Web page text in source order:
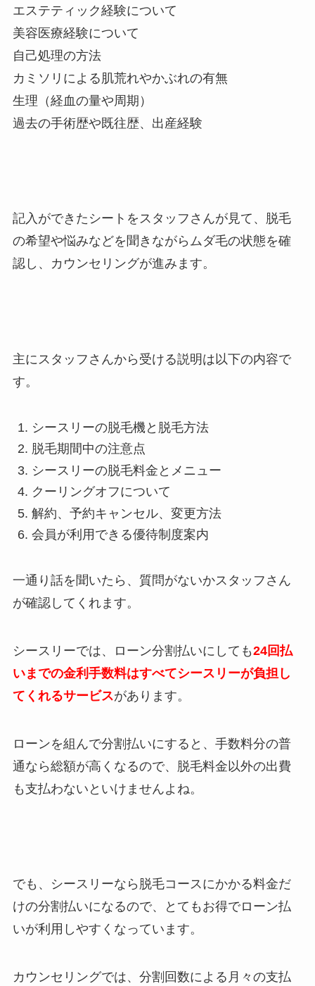
エステティック経験について
美容医療経験について
自己処理の方法
カミソリによる肌荒れやかぶれの有無
生理（経血の量や周期）
過去の手術歴や既往歴、出産経験
記入ができたシートをスタッフさんが見て、脱毛
の希望や悩みなどを聞きながらムダ毛の状態を確
認し、カウンセリングが進みます。
主にスタッフさんから受ける説明は以下の内容で
す。
シースリーの脱毛機と脱毛方法
脱毛期間中の注意点
シースリーの脱毛料金とメニュー
クーリングオフについて
解約、予約キャンセル、変更方法
会員が利用できる優待制度案内
一通り話を聞いたら、質問がないかスタッフさん
が確認してくれます。
シースリーでは、ローン分割払いにしても24回払
いまでの金利手数料はすべてシースリーが負担し
てくれるサービスがあります。
ローンを組んで分割払いにすると、手数料分の普
通なら総額が高くなるので、脱毛料金以外の出費
も支払わないといけませんよね。
でも、シースリーなら脱毛コースにかかる料金だ
けの分割払いになるので、とてもお得でローン払
いが利用しやすくなっています。
カウンセリングでは、分割回数による月々の支払